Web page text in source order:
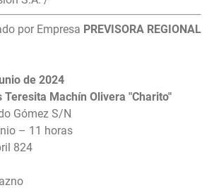
por Empresa PREVISORA REGIONAL
de 2024
Teresita Machín Olivera "Charito"
Gómez S/N
– 11 horas
824